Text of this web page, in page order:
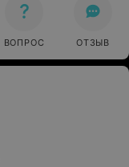
ВОПРОС ОТЗЫВ